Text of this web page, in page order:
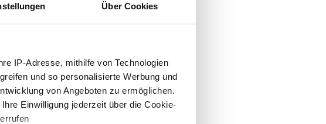
Über Cookies
IP-Adresse, mithilfe von Technologien
und so personalisierte Werbung und
von Angeboten zu ermöglichen.
Einwilligung jederzeit über die Cookie-